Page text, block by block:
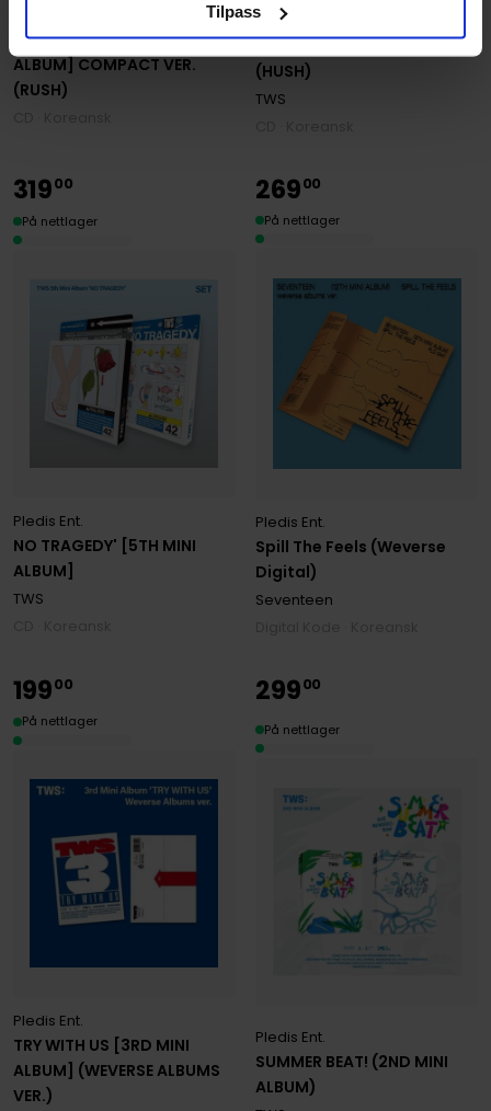
Tilpass
NO TRAGEDY' [5TH MINI
ALBUM] COMPACT VER.
(RUSH)
NO TRAGEDY' [5TH MINI
ALBUM] COMPACT VER.
(HUSH)
TWS
NO TRAGEDY' [5TH MINI
ALBUM]
Pledis Ent.
TWS
31900
På nettlager
Spill The Feels (Weverse
Digital)
Pledis Ent.
Seventeen
26900
På nettlager
TRY WITH US [3RD MINI
ALBUM] (WEVERSE ALBUMS
VER.)
Pledis Ent.
19900
På nettlager
SUMMER BEAT! (2ND MINI
ALBUM)
Pledis Ent.
29900
På nettlager